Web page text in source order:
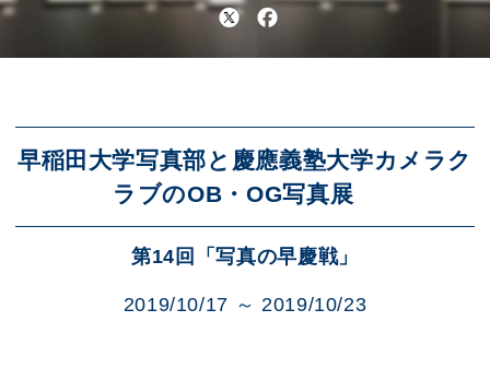
Twitter Facebook
早稲田大学写真部と慶應義塾大学カメラク
ラブのOB・OG写真展
第14回「写真の早慶戦」
2019/10/17 ～ 2019/10/23
アクセス
ブログ
展示のお申し込み